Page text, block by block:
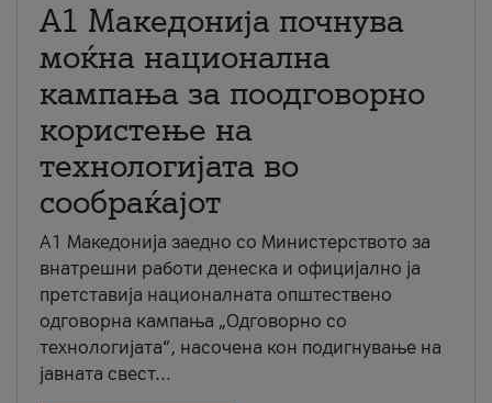
A1 Македонија почнува
моќна национална
кампања за поодговорно
користење на
технологијата во
сообраќајот
A1 Македонија заедно со Министерството за
внатрешни работи денеска и официјално ја
претставија националната општествено
одговорна кампања „Одговорно со
технологијата“, насочена кон подигнување на
јавната свест...